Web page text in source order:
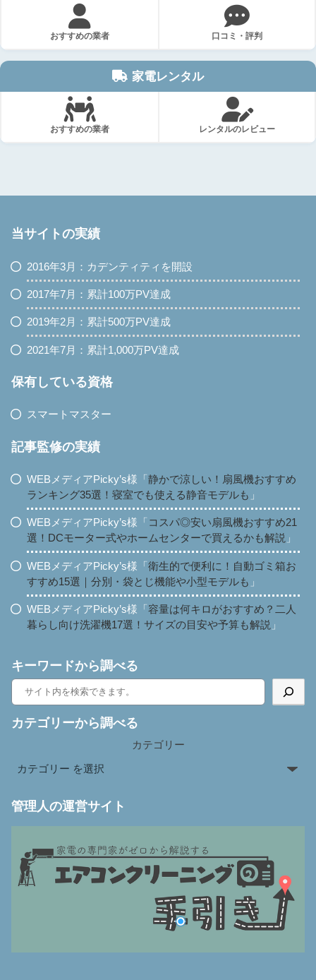
おすすめの業者 口コミ・評判
家電レンタル
おすすめの業者 レンタルのレビュー
当サイトの実績
2016年3月：カデンティティを開設
2017年7月：累計100万PV達成
2019年2月：累計500万PV達成
2021年7月：累計1,000万PV達成
保有している資格
スマートマスター
記事監修の実績
WEBメディアPicky’s様「静かで涼しい！扇風機おすすめ
ランキング35選！寝室でも使える静音モデルも 」
WEBメディアPicky’s様「 コスパ◎安い扇風機おすすめ21
選！DCモーター式やホームセンターで買えるかも解説 」
WEBメディアPicky’s様「衛生的で便利に！自動ゴミ箱お
すすめ15選｜分別・袋とじ機能や小型モデルも 」
WEBメディアPicky’s様「容量は何キロがおすすめ？二人
暮らし向け洗濯機17選！サイズの目安や予算も解説 」
キーワードから調べる
カテゴリーから調べる
カテゴリー
管理人の運営サイト